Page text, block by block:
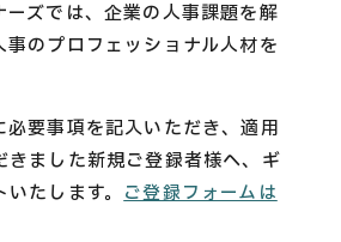
ーズでは、企業の人事課題を解
のプロフェッショナル人材を
必要事項を記入いただき、適用
きました新規ご登録者様へ、ギ
いたします。ご登録フォームは